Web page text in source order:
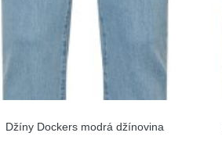
Džíny Dockers modrá džínovina